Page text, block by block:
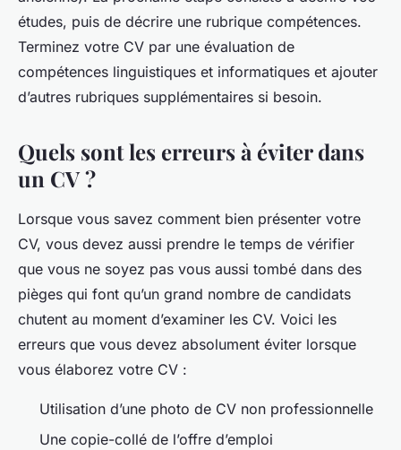
études, puis de décrire une rubrique compétences.
Terminez votre CV par une évaluation de
compétences linguistiques et informatiques et ajouter
d’autres rubriques supplémentaires si besoin.
Quels sont les erreurs à éviter dans
un CV ?
Lorsque vous savez comment bien présenter votre
CV, vous devez aussi prendre le temps de vérifier
que vous ne soyez pas vous aussi tombé dans des
pièges qui font qu’un grand nombre de candidats
chutent au moment d’examiner les CV. Voici les
erreurs que vous devez absolument éviter lorsque
vous élaborez votre CV :
Utilisation d’une photo de CV non professionnelle
Une copie-collé de l’offre d’emploi